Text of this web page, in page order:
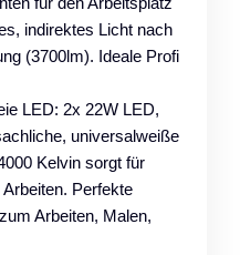
indirektes Licht nach
(3700lm). Ideale Profi
LED: 2x 22W LED,
universalweiße
Kelvin sorgt für
Perfekte
Arbeiten, Malen,